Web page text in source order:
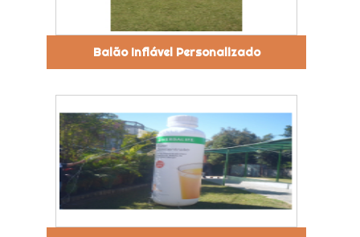
Balão Inflável Personalizado